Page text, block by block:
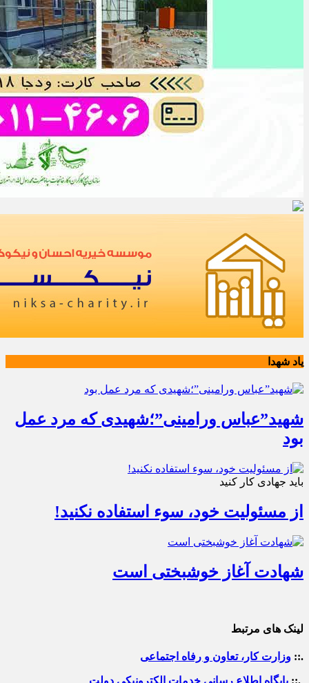
یاد شهدا
شهید”عباس ورامینی”؛شهیدی که مرد عمل
بود
باید جهادی کار کنید
از مسئولیت خود، سوء استفاده نکنید!
شهادت آغاز خوشبختی است
لینک های مرتبط
.:: وزارت کار، تعاون و رفاه اجتماعی